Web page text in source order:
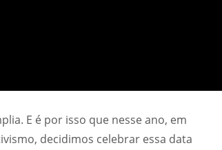
E é por isso que nesse ano, em
decidimos celebrar essa data